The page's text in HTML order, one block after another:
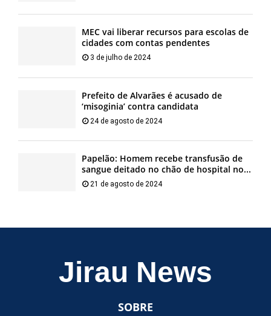
MEC vai liberar recursos para escolas de
cidades com contas pendentes
3 de julho de 2024
Prefeito de Alvarães é acusado de
‘misoginia’ contra candidata
24 de agosto de 2024
Papelão: Homem recebe transfusão de
sangue deitado no chão de hospital no...
21 de agosto de 2024
Jirau News
SOBRE